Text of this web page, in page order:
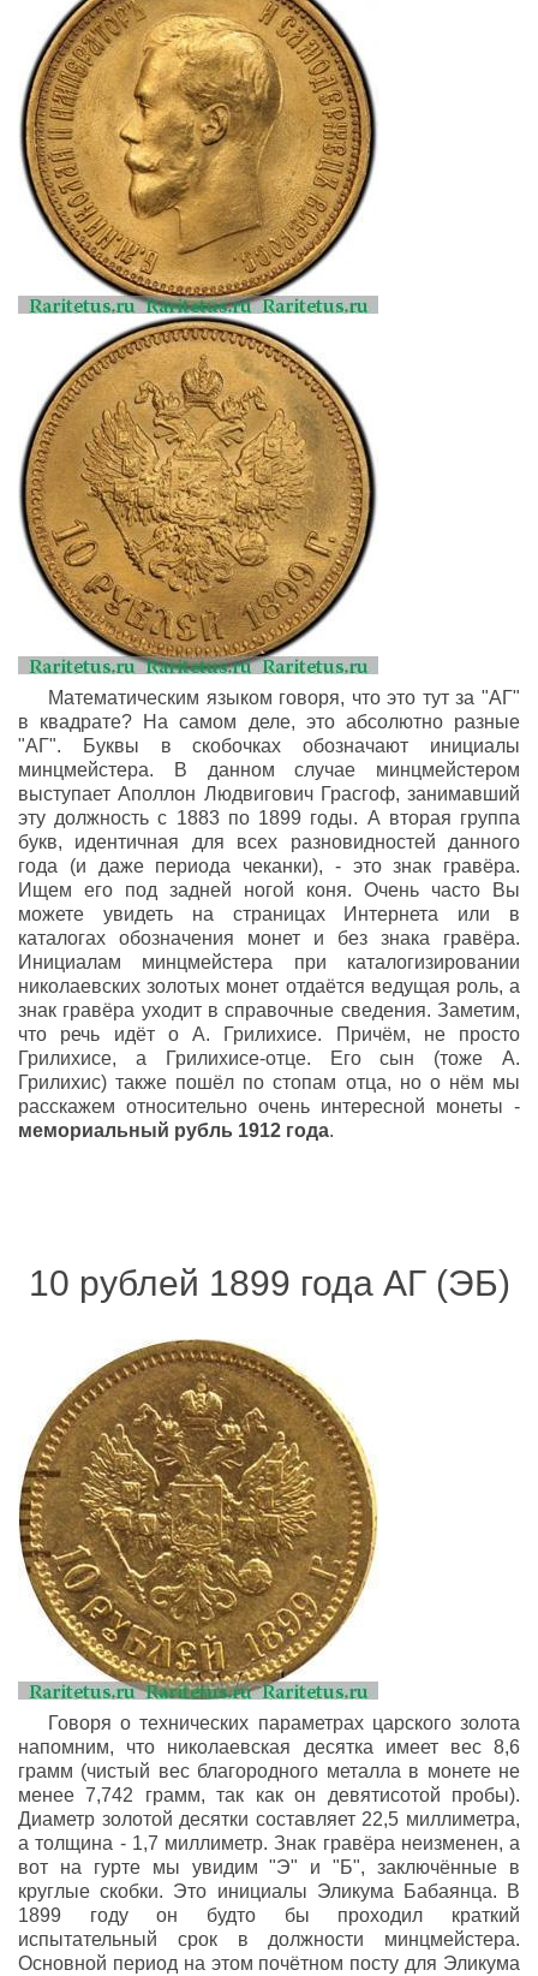
Математическим языком говоря, что это тут за "АГ"
в квадрате? На самом деле, это абсолютно разные
"АГ". Буквы в скобочках обозначают инициалы
минцмейстера. В данном случае минцмейстером
выступает Аполлон Людвигович Грасгоф, занимавший
эту должность с 1883 по 1899 годы. А вторая группа
букв, идентичная для всех разновидностей данного
года (и даже периода чеканки), - это знак гравёра.
Ищем его под задней ногой коня. Очень часто Вы
можете увидеть на страницах Интернета или в
каталогах обозначения монет и без знака гравёра.
Инициалам минцмейстера при каталогизировании
николаевских золотых монет отдаётся ведущая роль, а
знак гравёра уходит в справочные сведения. Заметим,
что речь идёт о А. Грилихисе. Причём, не просто
Грилихисе, а Грилихисе-отце. Его сын (тоже А.
Грилихис) также пошёл по стопам отца, но о нём мы
расскажем относительно очень интересной монеты -
мемориальный рубль 1912 года.
10 рублей 1899 года АГ (ЭБ)
Говоря о технических параметрах царского золота
напомним, что николаевская десятка имеет вес 8,6
грамм (чистый вес благородного металла в монете не
менее 7,742 грамм, так как он девятисотой пробы).
Диаметр золотой десятки составляет 22,5 миллиметра,
а толщина - 1,7 миллиметр. Знак гравёра неизменен, а
вот на гурте мы увидим "Э" и "Б", заключённые в
круглые скобки. Это инициалы Эликума Бабаянца. В
1899 году он будто бы проходил краткий
испытательный срок в должности минцмейстера.
Основной период на этом почётном посту для Эликума